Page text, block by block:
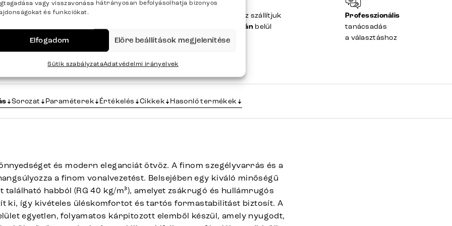
vagy visszavonása hátrányosan befolyásolhatja bizonyos
és funkciókat.
Elfogadom Előre beállítások megjelenítése
Sütik szabályzataAdatvédelmi irányelvek
több mint Önhöz szállítjuk
48 órán belül
Professzionális
tanácsadás
a választáshoz
Sorozat Paraméterek Értékelés Cikkek Hasonló termékek
és modern eleganciát ötvöz. A finom szegélyvarrás és a
a finom vonalvezetést. Belsejében egy kiváló minőségű
található habból (RG 40 kg/m³), amelyet zsákrugó és hullámrugós
ki, így kivételes üléskomfortot és tartós formastabilitást biztosít. A
egyetlen, folyamatos kárpitozott elemből készül, amely nyugodt,